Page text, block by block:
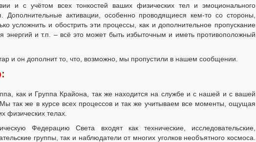
и с учётом всех тонкостей ваших физических тел и эмоционального
Дополнительные активации, особенно проводящиеся кем-то со стороны,
усложнить и обострить эти процессы, как и дополнительное пропускание
энергий и т.п. – всё это может быть избыточным и иметь противоположный
и он дополнит то, что, возможно, мы пропустили в нашем сообщении.
как и Группа Крайона, так же находится на службе и с нашей и с вашей
так же в курсе всех процессов и так же учитываем все моменты, ощущая
физических телах.
Федерацию Света входят как технические, исследовательские,
группы, так и наблюдатели от многих уголков необъятного космоса.